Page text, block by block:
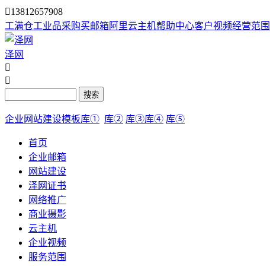
13812657908
工满仓工业品采购买邮箱阿里云主机帮助中心客户视频经营范围
泽网


搜索
企业网站建设模板库① 库② 库③库④ 库⑤
首页
企业邮箱
网站建设
泽网证书
网络推广
商业摄影
云主机
企业视频
服务范围